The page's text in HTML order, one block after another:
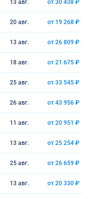
13 авг. от 30 438 ₽
20 авг. от 19 268 ₽
13 авг. от 26 809 ₽
18 авг. от 21 675 ₽
25 авг. от 33 545 ₽
26 авг. от 43 956 ₽
11 авг. от 20 951 ₽
13 авг. от 25 254 ₽
25 авг. от 26 659 ₽
13 авг. от 20 330 ₽